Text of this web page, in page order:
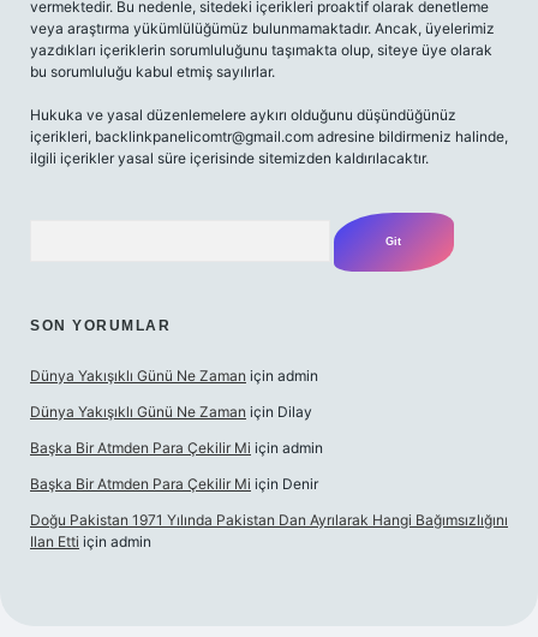
vermektedir. Bu nedenle, sitedeki içerikleri proaktif olarak denetleme
veya araştırma yükümlülüğümüz bulunmamaktadır. Ancak, üyelerimiz
yazdıkları içeriklerin sorumluluğunu taşımakta olup, siteye üye olarak
bu sorumluluğu kabul etmiş sayılırlar.
Hukuka ve yasal düzenlemelere aykırı olduğunu düşündüğünüz
içerikleri, backlinkpanelicomtr@gmail.com adresine bildirmeniz halinde,
ilgili içerikler yasal süre içerisinde sitemizden kaldırılacaktır.
SON YORUMLAR
Dünya Yakışıklı Günü Ne Zaman için admin
Dünya Yakışıklı Günü Ne Zaman için Dilay
Başka Bir Atmden Para Çekilir Mi için admin
Başka Bir Atmden Para Çekilir Mi için Denir
Doğu Pakistan 1971 Yılında Pakistan Dan Ayrılarak Hangi Bağımsızlığını
Ilan Etti için admin